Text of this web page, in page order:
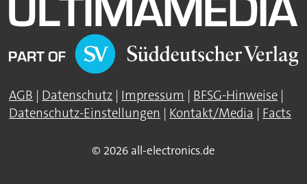
AGB Datenschutz Impressum BFSG-Hinweise
Datenschutz-Einstellungen
Kontakt/Media Facts
© 2026 all-electronics.de